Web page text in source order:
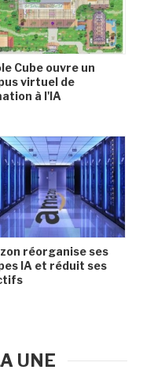
Cube ouvre un
virtuel de
à l'IA
réorganise ses
IA et réduit ses
UNE